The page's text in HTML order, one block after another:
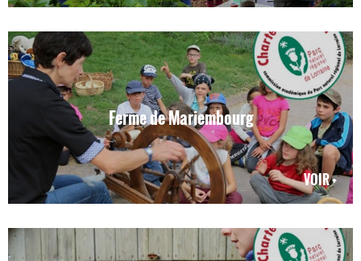
Ferme de Mariembourg
VOIR +